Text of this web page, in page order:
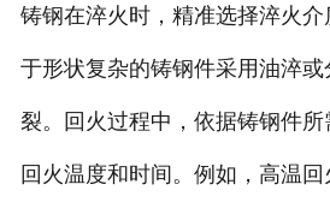
铸钢在淬火时，精准选择淬火
于形状复杂的铸钢件采用油淬
裂。回火过程中，依据铸钢件
回火温度和时间。例如，高温